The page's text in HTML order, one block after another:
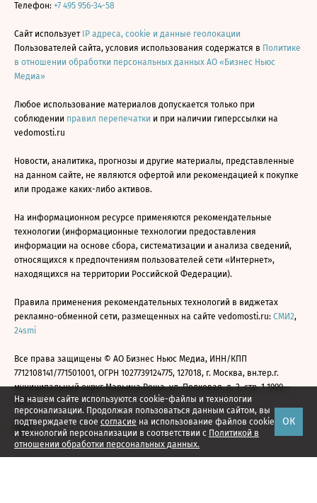
На нашем сайте используются cookie-файлы и технологии
персонализации. Продолжая пользоваться данным сайтом, вы
подтверждаете свое согласие на использование файлов cookie
и технологий персонализации в соответствии с Политикой в
отношении обработки персональных данных.
ОК
Телефон: +7 495 956-34-58
Сайт использует IP адреса, cookie и данные геолокации
Пользователей сайта, условия использования содержатся в Политике
в отношении обработки персональных данных АО «Бизнес Ньюс
Медиа»
Любое использование материалов допускается только при
соблюдении правил перепечатки и при наличии гиперссылки на
vedomosti.ru
Новости, аналитика, прогнозы и другие материалы, представленные
на данном сайте, не являются офертой или рекомендацией к покупке
или продаже каких-либо активов.
На информационном ресурсе применяются рекомендательные
технологии (информационные технологии предоставления
информации на основе сбора, систематизации и анализа сведений,
относящихся к предпочтениям пользователей сети «Интернет»,
находящихся на территории Российской Федерации).
Правила применения рекомендательных технологий в виджетах
рекламно-обменной сети, размещенных на сайте vedomosti.ru: СМИ2,
24smi
Все права защищены © АО Бизнес Ньюс Медиа, ИНН/КПП
7712108141/771501001, ОГРН 1027739124775, 127018, г. Москва, вн.тер.г.
муниципальный округ Марьина Роща, ул. Полковая, д. 3, стр. 1 1999—
2026